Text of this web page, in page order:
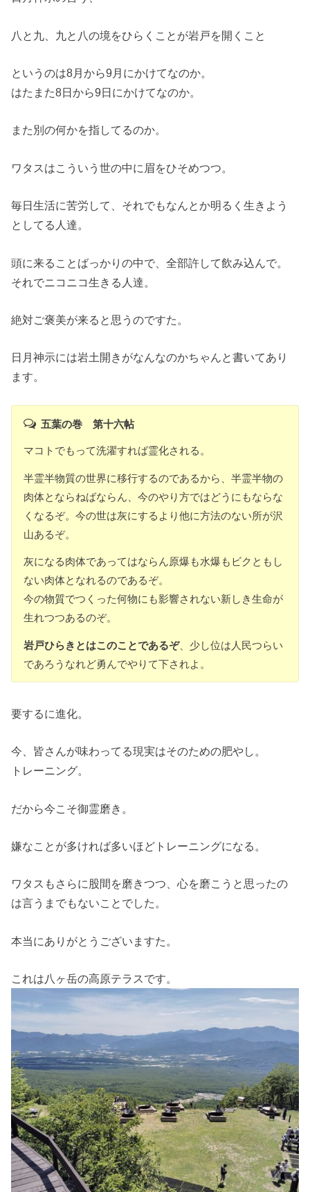
八と九、九と八の境をひらくことが岩戸を開くこと
というのは8月から9月にかけてなのか。
はたまた8日から9日にかけてなのか。
また別の何かを指してるのか。
ワタスはこういう世の中に眉をひそめつつ。
毎日生活に苦労して、それでもなんとか明るく生きよう
としてる人達。
頭に来ることばっかりの中で、全部許して飲み込んで。
それでニコニコ生きる人達。
絶対ご褒美が来ると思うのですた。
日月神示には岩土開きがなんなのかちゃんと書いてあり
ます。
五葉の巻 第十六帖
マコトでもって洗濯すれば霊化される。
半霊半物質の世界に移行するのであるから、半霊半物の
肉体とならねばならん、今のやり方ではどうにもならな
くなるぞ。今の世は灰にするより他に方法のない所が沢
山あるぞ。
灰になる肉体であってはならん原爆も水爆もビクともし
ない肉体となれるのであるぞ。
今の物質でつくった何物にも影響されない新しき生命が
生れつつあるのぞ。
岩戸ひらきとはこのことであるぞ、少し位は人民つらい
であろうなれど勇んでやりて下されよ。
要するに進化。
今、皆さんが味わってる現実はそのための肥やし。
トレーニング。
だから今こそ御霊磨き。
嫌なことが多ければ多いほどトレーニングになる。
ワタスもさらに股間を磨きつつ、心を磨こうと思ったの
は言うまでもないことでした。
本当にありがとうございますた。
これは八ヶ岳の高原テラスです。